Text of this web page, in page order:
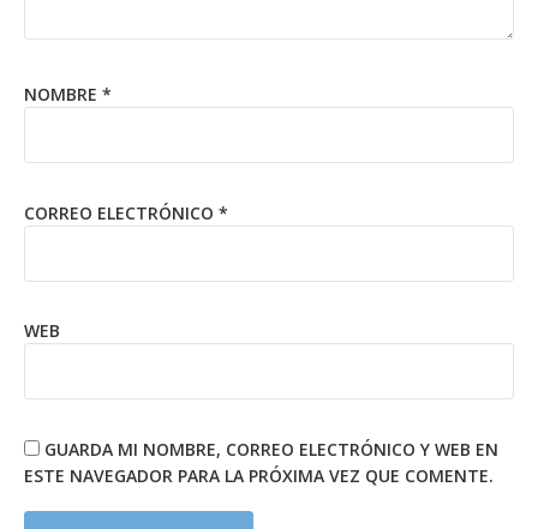
NOMBRE *
CORREO ELECTRÓNICO *
WEB
GUARDA MI NOMBRE, CORREO ELECTRÓNICO Y WEB EN
ESTE NAVEGADOR PARA LA PRÓXIMA VEZ QUE COMENTE.